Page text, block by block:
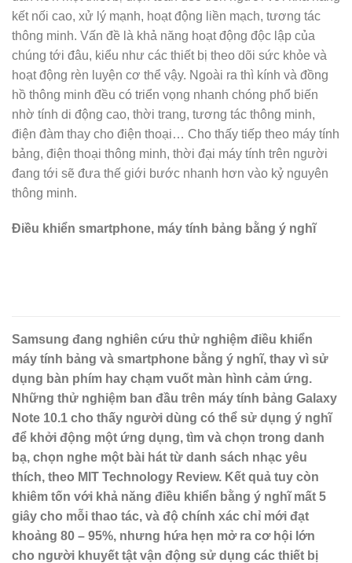
kết nối cao, xử lý mạnh, hoạt động liền mạch, tương tác
thông minh. Vấn đề là khả năng hoạt động độc lập của
chúng tới đâu, kiểu như các thiết bị theo dõi sức khỏe và
hoạt động rèn luyện cơ thể vậy. Ngoài ra thì kính và đồng
hồ thông minh đều có triển vọng nhanh chóng phổ biến
nhờ tính di động cao, thời trang, tương tác thông minh,
điện đàm thay cho điện thoại… Cho thấy tiếp theo máy tính
bảng, điện thoại thông minh, thời đại máy tính trên người
đang tới sẽ đưa thế giới bước nhanh hơn vào kỷ nguyên
thông minh.
Điều khiển smartphone, máy tính bảng bằng ý nghĩ
Samsung đang nghiên cứu thử nghiệm điều khiển
máy tính bảng và smartphone bằng ý nghĩ, thay vì sử
dụng bàn phím hay chạm vuốt màn hình cảm ứng.
Những thử nghiệm ban đầu trên máy tính bảng Galaxy
Note 10.1 cho thấy người dùng có thể sử dụng ý nghĩ
để khởi động một ứng dụng, tìm và chọn trong danh
bạ, chọn nghe một bài hát từ danh sách nhạc yêu
thích, theo MIT Technology Review. Kết quả tuy còn
khiêm tốn với khả năng điều khiển bằng ý nghĩ mất 5
giây cho mỗi thao tác, và độ chính xác chỉ mới đạt
khoảng 80 – 95%, nhưng hứa hẹn mở ra cơ hội lớn
cho người khuyết tật vận động sử dụng các thiết bị